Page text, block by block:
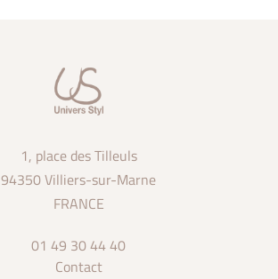
1, place des Tilleuls
94350 Villiers-sur-Marne
FRANCE
01 49 30 44 40
Contact